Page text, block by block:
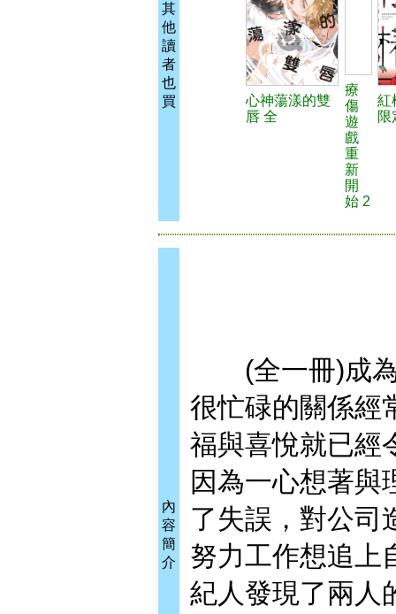
其
他
讀
者
也
買
心神蕩漾的雙
唇 全
療
傷
遊
戲
重
新
開
始 2
紅
限
內
容
簡
介
(全一冊)成
很忙碌的關係經
福與喜悅就已經
因為一心想著與
了失誤，對公司
努力工作想追上
紀人發現了兩人